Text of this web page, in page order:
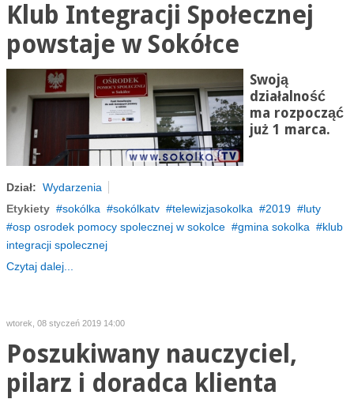
Klub Integracji Społecznej
powstaje w Sokółce
Swoją
działalność
ma rozpocząć
już 1 marca.
Dział: Wydarzenia
Etykiety
sokólka sokólkatv telewizjasokolka 2019
luty
osp osrodek pomocy spolecznej w sokolce
gmina sokolka
klub
integracji spolecznej
Czytaj dalej...
wtorek, 08 styczeń 2019 14:00
Poszukiwany nauczyciel,
pilarz i doradca klienta